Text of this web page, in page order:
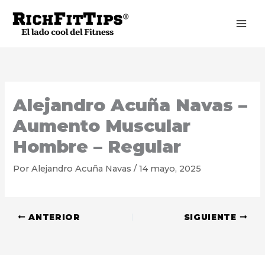
contenido
Alejandro Acuña Navas –
Aumento Muscular
Hombre – Regular
PorAlejandro Acuña Navas/14 mayo, 2025
ANTERIOR SIGUIENTE